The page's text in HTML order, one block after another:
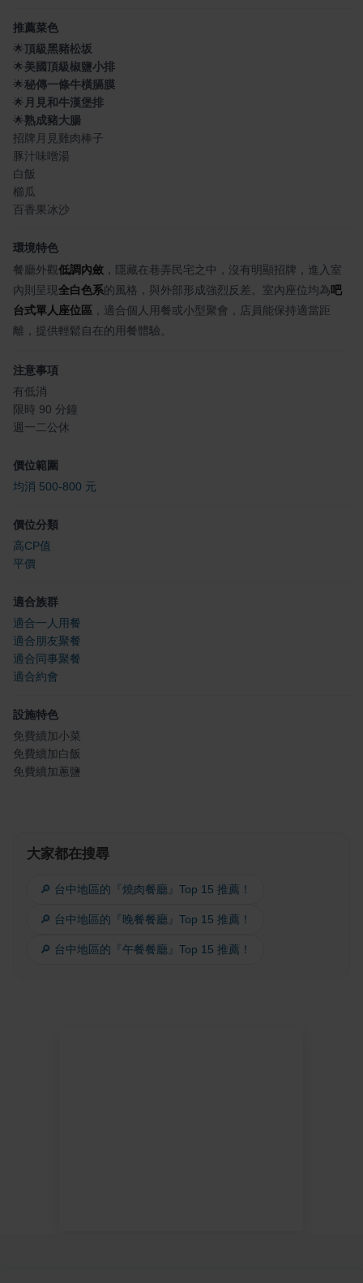
推薦菜色
🌟頂級黑豬松坂
🌟美國頂級椒鹽小排
🌟秘傳一條牛橫膈膜
🌟月見和牛漢堡排
🌟熟成豬大腸
招牌月見雞肉棒子
豚汁味噌湯
白飯
櫛瓜
百香果冰沙
環境特色
餐廳外觀低調內斂 ，隱藏在巷弄民宅之中，沒有明顯招牌，進入室
內則呈現全白色系的風格，與外部形成強烈反差。室內座位均為吧
台式單人座位區 ，適合個人用餐或小型聚會，店員能保持適當距
離，提供輕鬆自在的用餐體驗。
注意事項
有低消
限時 90 分鐘
週一二公休
價位範圍
均消 500-800 元
價位分類
高CP值
平價
適合族群
適合一人用餐
適合朋友聚餐
適合同事聚餐
適合約會
設施特色
免費續加小菜
免費續加白飯
免費續加蔥鹽
大家都在搜尋
🔎 台中地區的『燒肉餐廳』Top 15 推薦！
🔎 台中地區的『晚餐餐廳』Top 15 推薦！
🔎 台中地區的『午餐餐廳』Top 15 推薦！